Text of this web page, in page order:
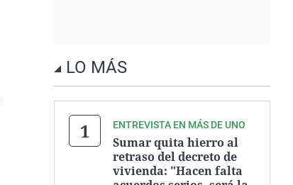
LO MÁS
ENTREVISTA EN MÁS DE UNO
Sumar quita hierro al
retraso del decreto de
vivienda: "Hacen falta